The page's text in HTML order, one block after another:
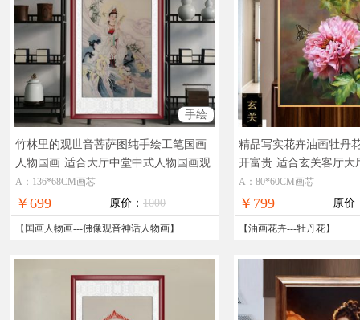
手绘
竹林里的观世音菩萨图纯手绘工笔国画
人物国画 适合大厅中堂中式人物国画观
世音菩萨
A：136*68CM画芯
￥699 原价： 1000
【 国画人物画---佛像观音神话人物画】
精品写实花卉油画牡丹
开富贵 适合玄关客厅大
A：80*60CM画芯
￥799 原价
【油画花卉---牡丹花】